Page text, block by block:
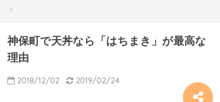
神保町で天丼なら「はちまき」が最高な
理由
2018/12/02 2019/02/24